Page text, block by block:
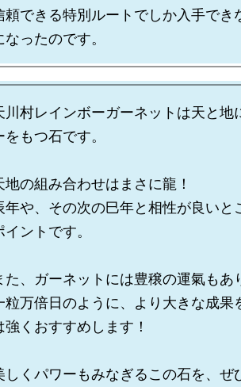
頼できる特別ルートでしか入手でき
川村レインボーガーネットは天と地
をもつ石です。
地の組み合わせはまさに龍！
年や、その次の巳年と相性が良いと
イントです。
た、ガーネットには豊穣の運氣もあ
粒万倍日のように、より大きな成果
強くおすすめします！
しくパワーもみなぎるこの石を、ぜ